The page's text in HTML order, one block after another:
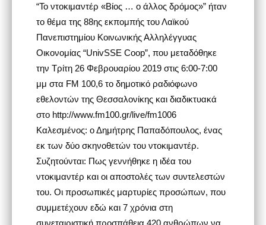
“Το ντοκιμαντέρ «Βίος … ο άλλος δρόμος»” ήταν
το θέμα της 88ης εκπομπής του Λαϊκού
Πανεπιστημίου Κοινωνικής Αλληλέγγυας
Οικονομίας “UnivSSE Coop”, που μεταδόθηκε
την Τρίτη 26 Φεβρουαρίου 2019 στις 6:00-7:00
μμ στα FM 100,6 το δημοτικό ραδιόφωνο
εθελοντών της Θεσσαλονίκης και διαδικτυακά
στο http://www.fm100.gr/live/fm1006
Καλεσμένος: ο Δημήτρης Παπαδόπουλος, ένας
εκ των δύο σκηνοθετών του ντοκιμαντέρ.
Συζητούνται: Πως γεννήθηκε η ιδέα του
ντοκιμαντέρ και οι αποστολές των συντελεστών
του. Οι προσωπικές μαρτυρίες προσώπων, που
συμμετέχουν εδώ και 7 χρόνια στη
συνεταιριστική προσπάθεια 420 ανθρώπων να